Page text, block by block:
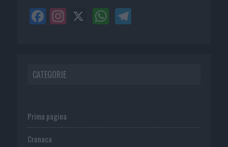
CATEGORIE
Prima pagina
Cronaca